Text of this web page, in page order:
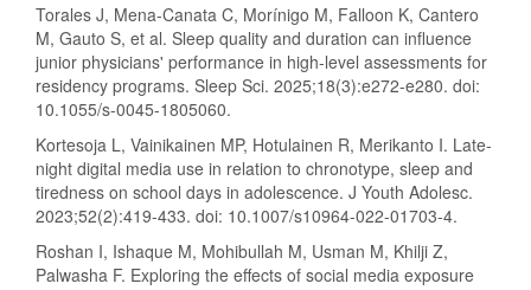
Torales J, Mena-Canata C, Morínigo M, Falloon K, Cantero
M, Gauto S, et al. Sleep quality and duration can influence
junior physicians' performance in high-level assessments for
residency programs. Sleep Sci. 2025;18(3):e272-e280. doi:
10.1055/s-0045-1805060.
Kortesoja L, Vainikainen MP, Hotulainen R, Merikanto I. Late-
night digital media use in relation to chronotype, sleep and
tiredness on school days in adolescence. J Youth Adolesc.
2023;52(2):419-433. doi: 10.1007/s10964-022-01703-4.
Roshan I, Ishaque M, Mohibullah M, Usman M, Khilji Z,
Palwasha F. Exploring the effects of social media exposure